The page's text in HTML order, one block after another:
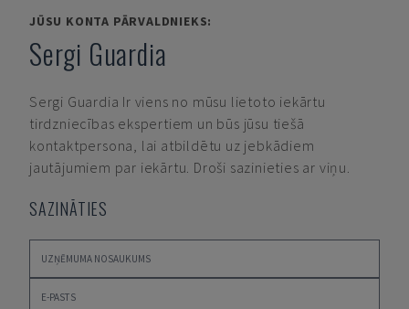
JŪSU KONTA PĀRVALDNIEKS:
Sergi Guardia
Sergi Guardia Ir viens no mūsu lietoto iekārtu
tirdzniecības ekspertiem un būs jūsu tiešā
kontaktpersona, lai atbildētu uz jebkādiem
jautājumiem par iekārtu. Droši sazinieties ar viņu.
SAZINĀTIES